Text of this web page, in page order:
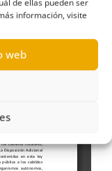
información, visite
web